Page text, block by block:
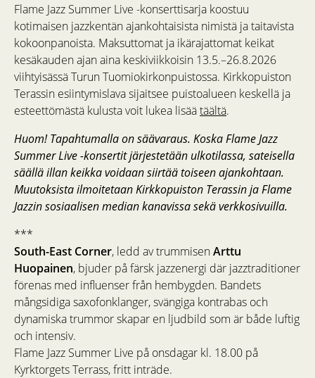
Flame Jazz Summer Live -konserttisarja koostuu
kotimaisen jazzkentän ajankohtaisista nimistä ja taitavista
kokoonpanoista. Maksuttomat ja ikärajattomat keikat
kesäkauden ajan aina keskiviikkoisin 13.5.–26.8.2026
viihtyisässä Turun Tuomiokirkonpuistossa. Kirkkopuiston
Terassin esiintymislava sijaitsee puistoalueen keskellä ja
esteettömästä kulusta voit lukea lisäätäältä.
Huom! Tapahtumalla on säävaraus. Koska Flame Jazz
Summer Live -konsertit järjestetään ulkotilassa, sateisella
säällä illan keikka voidaan siirtää toiseen ajankohtaan.
Muutoksista ilmoitetaan Kirkkopuiston Terassin ja Flame
Jazzin sosiaalisen median kanavissa sekä verkkosivuilla.
***
South-East Corner, ledd av trummisenArttu
Huopainen, bjuder på färsk jazzenergi där jazztraditioner
förenas med influenser från hembygden. Bandets
mångsidiga saxofonklanger, svängiga kontrabas och
dynamiska trummor skapar en ljudbild som är både luftig
och intensiv.
Flame Jazz Summer Live på onsdagar kl. 18.00 på
Kyrktorgets Terrass, fritt inträde.